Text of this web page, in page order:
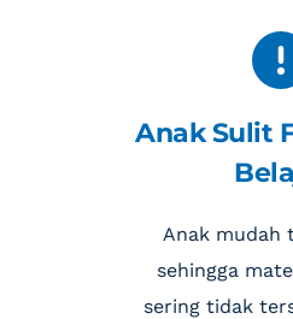
Anak Sulit
Anak mudah
sehingga
sering tidak